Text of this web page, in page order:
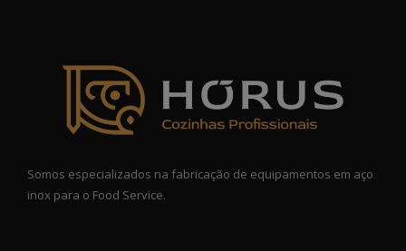
Somos especializados na fabricação de equipamentos em aço
inox para o Food Service.